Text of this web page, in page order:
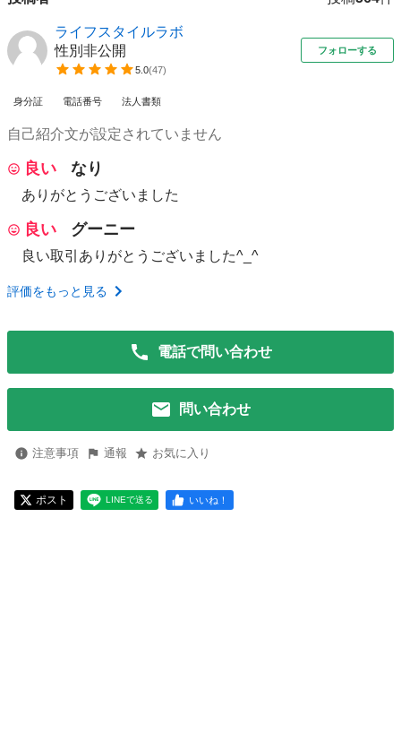
ライフスタイルラボ
性別非公開
5.0(47)
フォローする
身分証 電話番号 法人書類
自己紹介文が設定されていません
良い なり
ありがとうございました
良い グーニー
良い取引ありがとうございました^_^
評価をもっと見る
電話で問い合わせ
問い合わせ
注意事項 通報 お気に入り
ポスト LINEで送る いいね！